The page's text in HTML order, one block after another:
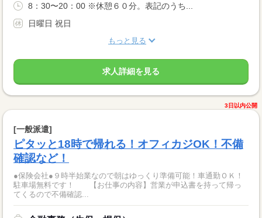
8：30〜20：00 ※休憩６０分。表記のうち...
日曜日 祝日
もっと見る
求人詳細を見る
3日以内公開
[一般派遣]
ピタッと18時で帰れる！オフィカジOK！不備
確認など！
●保険会社●９時半始業なので朝はゆっくり準備可能！車通勤ＯＫ！
駐車場無料です！ 【お仕事の内容】営業が申込書を持って帰っ
てくるので不備確認...